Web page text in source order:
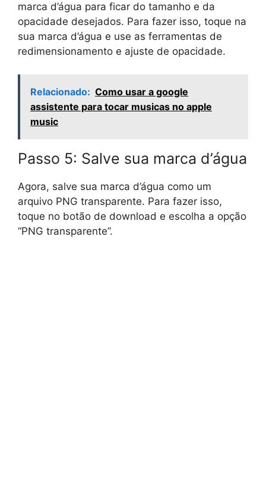
marca d’água para ficar do tamanho e da
opacidade desejados. Para fazer isso, toque na
sua marca d’água e use as ferramentas de
redimensionamento e ajuste de opacidade.
Relacionado: Como usar a google
assistente para tocar musicas no apple
music
Passo 5: Salve sua marca d’água
Agora, salve sua marca d’água como um
arquivo PNG transparente. Para fazer isso,
toque no botão de download e escolha a opção
“PNG transparente”.